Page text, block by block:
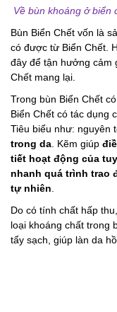
Về bùn khoáng ở biển
Bùn Biển Chết vốn là
có được từ Biển Chết.
đây để tận hưởng cảm
Chết mang lại.
Trong bùn Biển Chết
Biển Chết có tác dụng
Tiêu biểu như: nguyên
trong da . Kẽm giúp
tiết hoạt động của
nhanh quá trình trao
tự nhiên
Do có tính chất hấp
loại khoáng chất trong
tẩy sạch, giúp làn da